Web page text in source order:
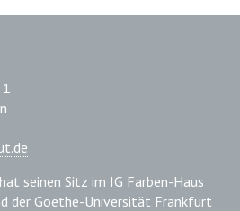
seinen Sitz im IG Farben-Haus
der Goethe-Universität Frankfurt